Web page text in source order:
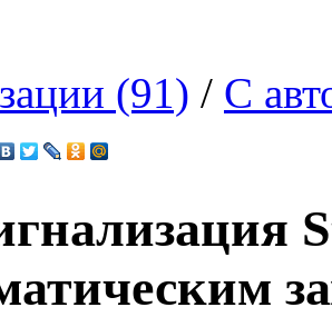
(91) / С